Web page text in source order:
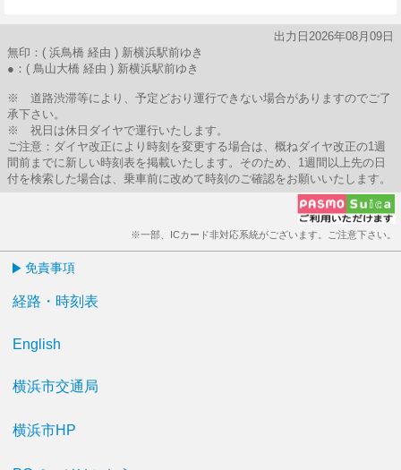
出力日2026年08月09日
無印：( 浜鳥橋 経由 ) 新横浜駅前ゆき
●：( 鳥山大橋 経由 ) 新横浜駅前ゆき
※ 道路渋滞等により、予定どおり運行できない場合がありますのでご了
承下さい。
※ 祝日は休日ダイヤで運行いたします。
ご注意：ダイヤ改正により時刻を変更する場合は、概ねダイヤ改正の1週
間前までに新しい時刻表を掲載いたします。そのため、1週間以上先の日
付を検索した場合は、乗車前に改めて時刻のご確認をお願いいたします。
※一部、ICカード非対応系統がございます。ご注意下さい。
免責事項
経路・時刻表
English
横浜市交通局
横浜市HP